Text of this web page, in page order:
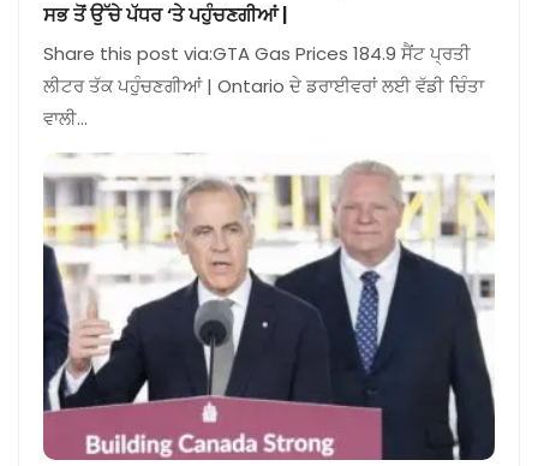
ਸਭ ਤੋਂ ਉੱਚੇ ਪੱਧਰ ‘ਤੇ ਪਹੁੰਚਣਗੀਆਂ |
Share this post via:GTA Gas Prices 184.9 ਸੈਂਟ ਪ੍ਰਤੀ
ਲੀਟਰ ਤੱਕ ਪਹੁੰਚਣਗੀਆਂ | Ontario ਦੇ ਡਰਾਈਵਰਾਂ ਲਈ ਵੱਡੀ ਚਿੰਤਾ
ਵਾਲੀ…